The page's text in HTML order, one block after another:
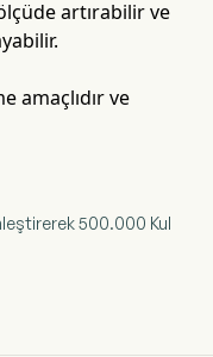
artırabilir ve
amaçlıdır ve
500.000 Kul